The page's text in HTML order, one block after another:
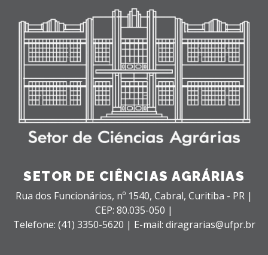
SETOR DE CIÊNCIAS AGRÁRIAS
Rua dos Funcionários, nº 1540, Cabral, Curitiba - PR |
CEP: 80.035-050 |
Telefone: (41) 3350-5620 | E-mail: diragrarias@ufpr.br